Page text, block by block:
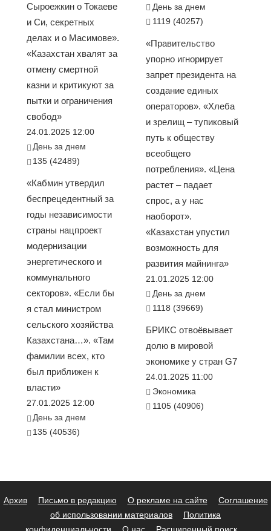
Сыроежкин о Токаеве
и Си, секретных
делах и о Масимове».
«Казахстан хвалят за
отмену смертной
казни и критикуют за
пытки и ограничения
свобод»
24.01.2025 12:00
День за днем
135 (42489)
«Кабмин утвердил
беспрецедентный за
годы независимости
страны нацпроект
модернизации
энергетического и
коммунального
секторов». «Если бы
я стал министром
сельского хозяйства
Казахстана…». «Там
фамилии всех, кто
был приближен к
власти»
27.01.2025 12:00
День за днем
135 (40536)
День за днем
1119 (40257)
«Правительство
упорно игнорирует
запрет президента на
создание единых
операторов». «Хлеба
и зрелищ – тупиковый
путь к обществу
всеобщего
потребления». «Цена
растет – падает
спрос, а у нас
наоборот».
«Казахстан упустил
возможность для
развития майнинга»
21.01.2025 12:00
День за днем
1118 (39669)
БРИКС отвоёвывает
долю в мировой
экономике у стран G7
24.01.2025 11:00
Экономика
1105 (40906)
Архив Письмо в редакцию О рекламе на сайте
Соглашение
об использовании материалов
Политика